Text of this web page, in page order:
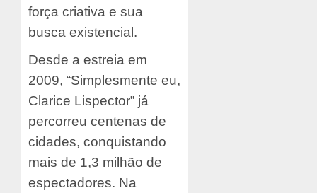
força criativa e sua
busca existencial.
Desde a estreia em
2009, “Simplesmente eu,
Clarice Lispector” já
percorreu centenas de
cidades, conquistando
mais de 1,3 milhão de
espectadores. Na